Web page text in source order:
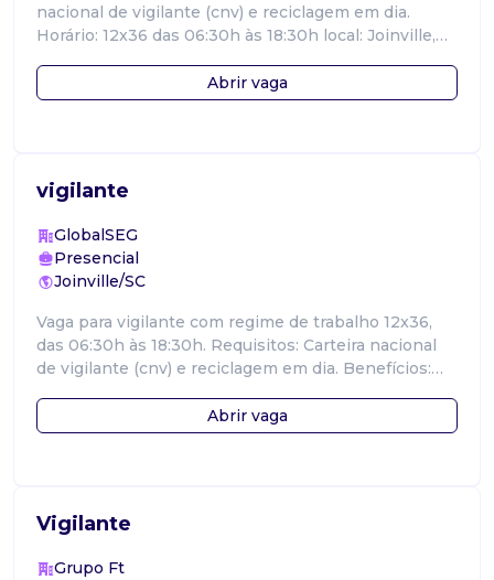
nacional de vigilante (cnv) e reciclagem em dia.
Horário: 12x36 das 06:30h às 18:30h local: Joinville,
Abrir vaga
vigilante
GlobalSEG
Presencial
Joinville/SC
Vaga para vigilante com regime de trabalho 12x36,
das 06:30h às 18:30h. Requisitos: Carteira nacional
de vigilante (cnv) e reciclagem em dia. Benefícios:
Abrir vaga
Vigilante
Grupo Ft